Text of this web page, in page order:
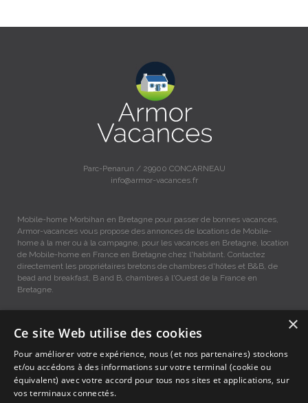
Parc-Penarun / 29900 CONCARNEAU
info@armor-vacances.fr
Mobile-home Morbihan en Bretagne pour passer de bonnes vacances,
Armor-vacances vous propose des annonces de locations de Mobile-
home à la mer ou à la campagne, pour les vacances en Bretagne, location
de Mobile-home en France en Bretagne chez l'habitant. Contactez
directement les propriétaires bretons de chambres d'hôtes et B&B, de
bead and breakfast, B and B, chambres à l'Ouest de la France en
Bretagne.
Accueil
Dernières minutes
Promotions
×
Ce site Web utilise des cookies
Pour améliorer votre expérience, nous (et nos partenaires) stockons
et/ou accédons à des informations sur votre terminal (cookie ou
équivalent) avec votre accord pour tous nos sites et applications, sur
vos terminaux connectés.